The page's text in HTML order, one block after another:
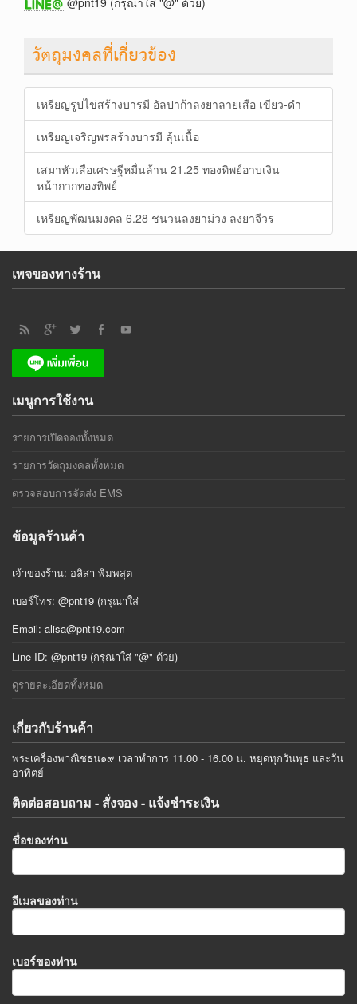
วัตถุมงคลที่เกี่ยวข้อง
เหรียญรูปไข่สร้างบารมี อัลปาก้าลงยาลายเสือ เขียว-ดำ
เหรียญเจริญพรสร้างบารมี ลุ้นเนื้อ
เสมาหัวเสือเศรษฐีหมื่นล้าน 21.25 ทองทิพย์อาบเงิน
หน้ากากทองทิพย์
เหรียญพัฒนมงคล 6.28 ชนวนลงยาม่วง ลงยาจีวร
เพจของทางร้าน
เมนูการใช้งาน
รายการเปิดจองทั้งหมด
รายการวัตถุมงคลทั้งหมด
ตรวจสอบการจัดส่ง EMS
ข้อมูลร้านค้า
เจ้าของร้าน: อลิสา พิมพสุต
เบอร์โทร: @pnt19 (กรุณาใส่
Email: alisa@pnt19.com
Line ID: @pnt19 (กรุณาใส่ "@" ด้วย)
ดูรายละเอียดทั้งหมด
เกี่ยวกับร้านค้า
พระเครื่องพาณิชธน๑๙ เวลาทำการ 11.00 - 16.00 น. หยุดทุกวันพุธ และวัน
อาทิตย์
ติดต่อสอบถาม - สั่งจอง - แจ้งชำระเงิน
ชื่อของท่าน
อีเมลของท่าน
เบอร์ของท่าน